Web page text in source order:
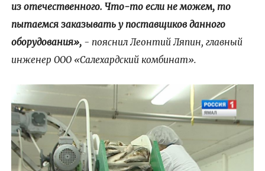
из отечественного. Что-то если не можем, то
пытаемся заказывать у поставщиков данного
оборудования», - пояснил Леонтий Ляпин, главный
инженер ООО «Салехардский комбинат».